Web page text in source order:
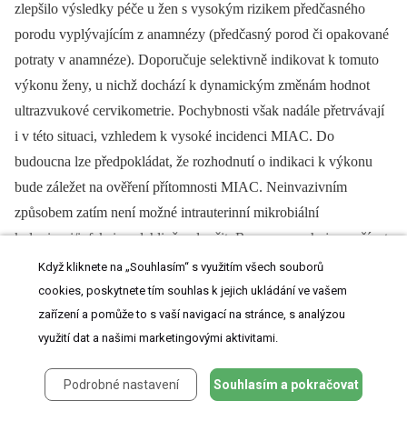
zlepšilo výsledky péče u žen s vysokým rizikem předčasného
porodu vyplývajícím z anamnézy (předčasný porod či opakované
potraty v anamnéze). Doporučuje selektivně indikovat k tomuto
výkonu ženy, u nichž dochází k dynamickým změnám hodnot
ultrazvukové cervikometrie. Pochybnosti však nadále přetrvávají
i v této situaci, vzhledem k vysoké incidenci MIAC. Do
budoucna lze předpokládat, že rozhodnutí o indikaci k výkonu
bude záležet na ověření přítomnosti MIAC. Neinvazivním
způsobem zatím není možné intrauterinní mikrobiální
kolonizaci/infekci spolehlivě vyloučit. Romero navrhuje využívat
hodnocení hladiny interleukinu 8 v cervikálním hlenu
v kombinaci s ultrazvukovou cervikometrií. Při nízkých hladinách
interleukinu 8, a tedy nízkém riziku intrauterinní infekce lze
ženám při zkracování čípku cerclage nabídnout. Další neinvazivní
alternativu řešení přináší podávání gestagenů vaginálně, zmíněné
výše [39].
Když kliknete na „Souhlasím“ s využitím všech souborů
cookies, poskytnete tím souhlas k jejich ukládání ve vašem
zařízení a pomůže to s vaší navigací na stránce, s analýzou
využití dat a našimi marketingovými aktivitami.
Podrobné nastavení Souhlasím a pokračovat